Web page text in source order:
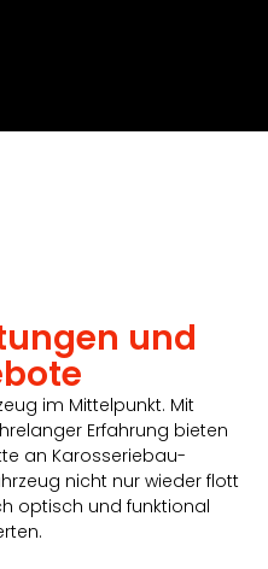
und
im Mittelpunkt. Mit
Erfahrung bieten
an Karosseriebau-
nicht nur wieder flott
optisch und funktional